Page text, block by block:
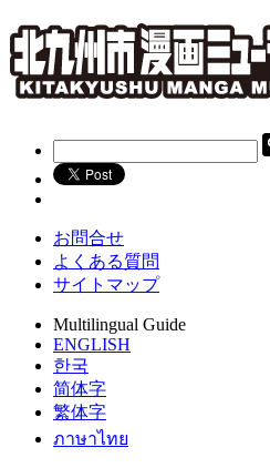
お問合せ
よくある質問
サイトマップ
Multilingual Guide
ENGLISH
한국
简体字
繁体字
ภาษาไทย